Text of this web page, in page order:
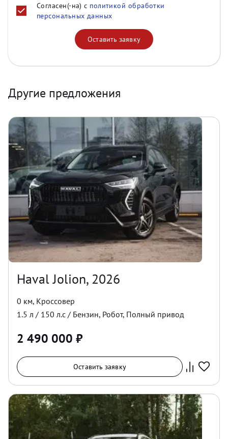
Согласен(-на) с политикой обработки
персональных данных
Оставить заявку
Другие предложения
Haval Jolion, 2026
0 км, Кроссовер
1.5 л / 150 л.с / Бензин, Робот, Полный привод
2 490 000 ₽
Оставить заявку